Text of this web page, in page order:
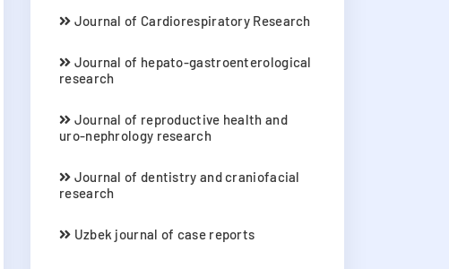
Journal of Cardiorespiratory Research
Journal of hepato-gastroenterological
research
Journal of reproductive health and
uro-nephrology research
Journal of dentistry and craniofacial
research
Uzbek journal of case reports